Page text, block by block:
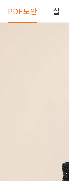
PDF도안 실